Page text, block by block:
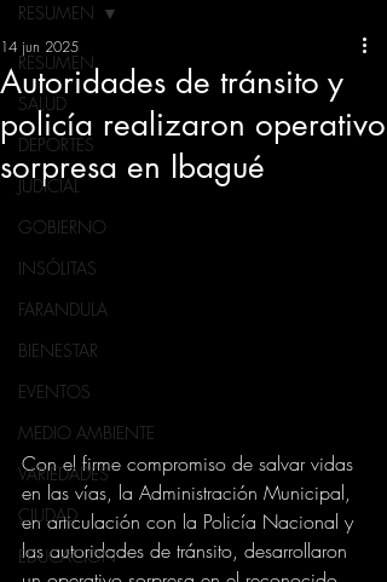
RESUMEN
SALUD
DEPORTES
JUDICIAL
GOBIERNO
INSÓLITAS
FARANDULA
BIENESTAR
EVENTOS
MEDIO AMBIENTE
VARIEDADES
CIUDAD
EDUCACION
RESUMEN
Autoridades de tránsito y
policía realizaron operativo
sorpresa en Ibagué
14 jun 2025
Con el firme compromiso de salvar vidas
en las vías, la Administración Municipal,
en articulación con la Policía Nacional y
las autoridades de tránsito, desarrollaron